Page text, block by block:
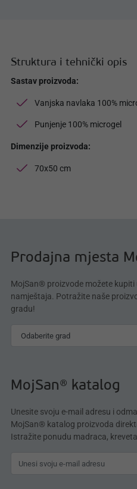
Struktura i tehnički opis
Sastav proizvoda:
Vanjska navlaka 100%
Punjenje 100% microgel
Dimenzije proizvoda:
70x50 cm
Prodajna mjesta
MojSan® proizvode možete kupiti
namještaja. Potražite naše
gradu!
MojSan® katalog
Unesite svoju e-mail adresu i
MojSan® katalog proizvoda
Istražite ponudu madraca,